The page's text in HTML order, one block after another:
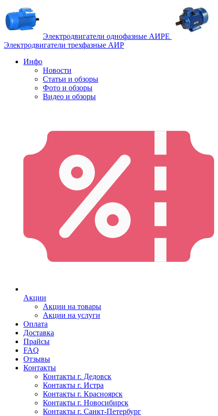
Электродвигатели однофазные АИРЕ
Электродвигатели трехфазные АИР
Инфо
Новости
Статьи и обзоры
Фото и обзоры
Видео и обзоры
Акции
Акции на товары
Акции на услуги
Оплата
Доставка
Прайсы
FAQ
Отзывы
Контакты
Контакты г. Дедовск
Контакты г. Истра
Контакты г. Красноярск
Контакты г. Новосибирск
Контакты г. Санкт-Петербург